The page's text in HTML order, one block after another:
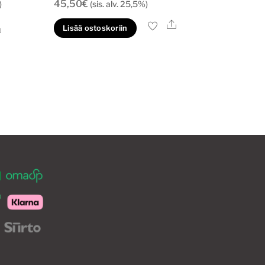
Ale
45,50€ (sis. alv. 25,5%)
Lisää ostoskoriin Ale